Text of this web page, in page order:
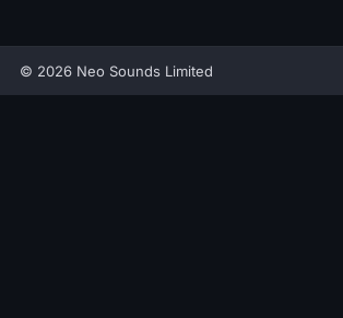
© 2026 Neo Sounds Limited